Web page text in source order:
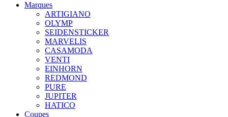
Marques
ARTIGIANO
OLYMP
SEIDENSTICKER
MARVELIS
CASAMODA
VENTI
EINHORN
REDMOND
PURE
JUPITER
HATICO
Coupes